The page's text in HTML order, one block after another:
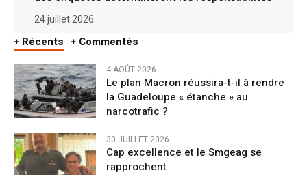
24 juillet 2026
+ Récents + Commentés
4 AOÛT 2026
Le plan Macron réussira-t-il à rendre
la Guadeloupe « étanche » au
narcotrafic ?
30 JUILLET 2026
Cap excellence et le Smgeag se
rapprochent